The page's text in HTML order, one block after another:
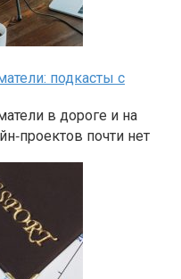
подкасты с
в дороге и на
почти нет